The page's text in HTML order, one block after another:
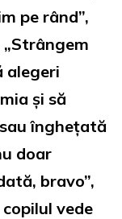
pe rând”,
„Strângem
alegeri
și să
înghețată
doar
bravo”,
vede